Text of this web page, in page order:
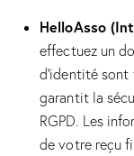
HelloAsso
effectuez un
d’identité
garantit la
RGPD. Les
de votre reçu